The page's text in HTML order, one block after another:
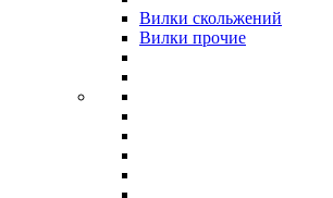
Вилки скольжений
Вилки прочие